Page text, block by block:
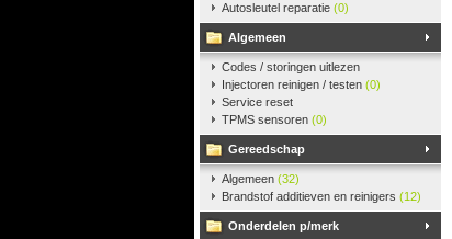
Autosleutel reparatie (0)
Algemeen
Codes / storingen uitlezen
Injectoren reinigen / testen (0)
Service reset
TPMS sensoren (0)
Gereedschap
Algemeen (32)
Brandstof additieven en reinigers (12)
Onderdelen p/merk